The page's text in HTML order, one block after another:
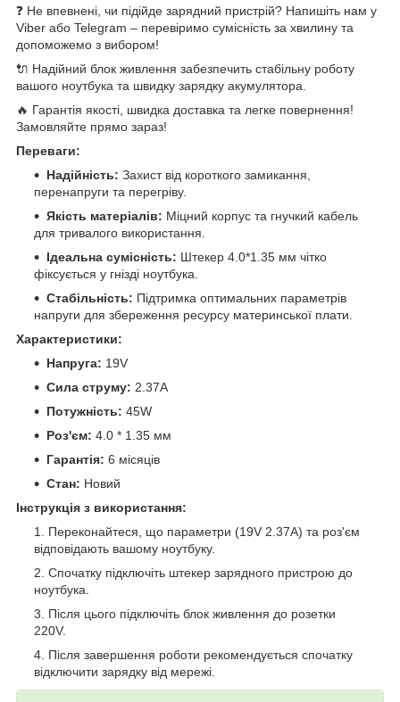
❓ Не впевнені, чи підійде зарядний пристрій? Напишіть нам у
Viber або Telegram – перевіримо сумісність за хвилину та
допоможемо з вибором!
🔌 Надійний блок живлення забезпечить стабільну роботу
вашого ноутбука та швидку зарядку акумулятора.
🔥 Гарантія якості, швидка доставка та легке повернення!
Замовляйте прямо зараз!
Переваги:
Надійність: Захист від короткого замикання,
перенапруги та перегріву.
Якість матеріалів: Міцний корпус та гнучкий кабель
для тривалого використання.
Ідеальна сумісність: Штекер 4.0*1.35 мм чітко
фіксується у гнізді ноутбука.
Стабільність: Підтримка оптимальних параметрів
напруги для збереження ресурсу материнської плати.
Характеристики:
Напруга: 19V
Сила струму: 2.37A
Потужність: 45W
Роз'єм: 4.0 * 1.35 мм
Гарантія: 6 місяців
Стан: Новий
Інструкція з використання:
Переконайтеся, що параметри (19V 2.37A) та роз'єм
відповідають вашому ноутбуку.
Спочатку підключіть штекер зарядного пристрою до
ноутбука.
Після цього підключіть блок живлення до розетки
220V.
Після завершення роботи рекомендується спочатку
відключити зарядку від мережі.